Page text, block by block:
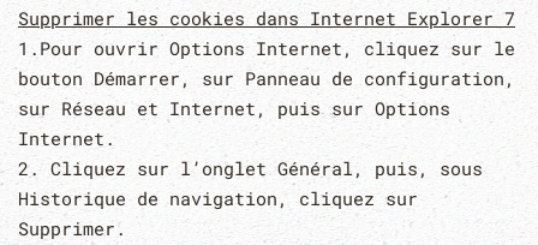
Supprimer les cookies dans Internet Explorer 7
1.Pour ouvrir Options Internet, cliquez sur le
bouton Démarrer, sur Panneau de configuration,
sur Réseau et Internet, puis sur Options
Internet.
2. Cliquez sur l’onglet Général, puis, sous
Historique de navigation, cliquez sur
Supprimer.